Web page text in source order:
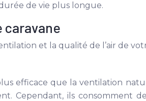
de vie plus longue.
caravane
et la qualité de l’air de
efficace que la ventilation
Cependant, ils consomment